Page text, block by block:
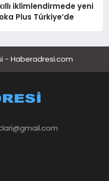
iklimlendirmede yeni
Plus Türkiye’de
- Haberadresi.com